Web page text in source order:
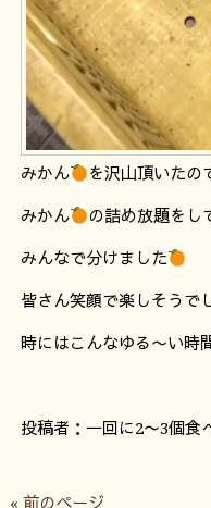
みかん を沢山頂いたの
みかん の詰め放題をし
みんなで分けました
皆さん笑顔で楽しそうで
時にはこんなゆる〜い時
投稿者：一回に2〜3個食
« 前のページ